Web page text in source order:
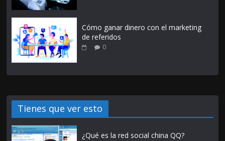
Cómo ganar dinero con el marketing
de referidos
0
Tienes que ver esto
¿Qué es la red social china QQ?